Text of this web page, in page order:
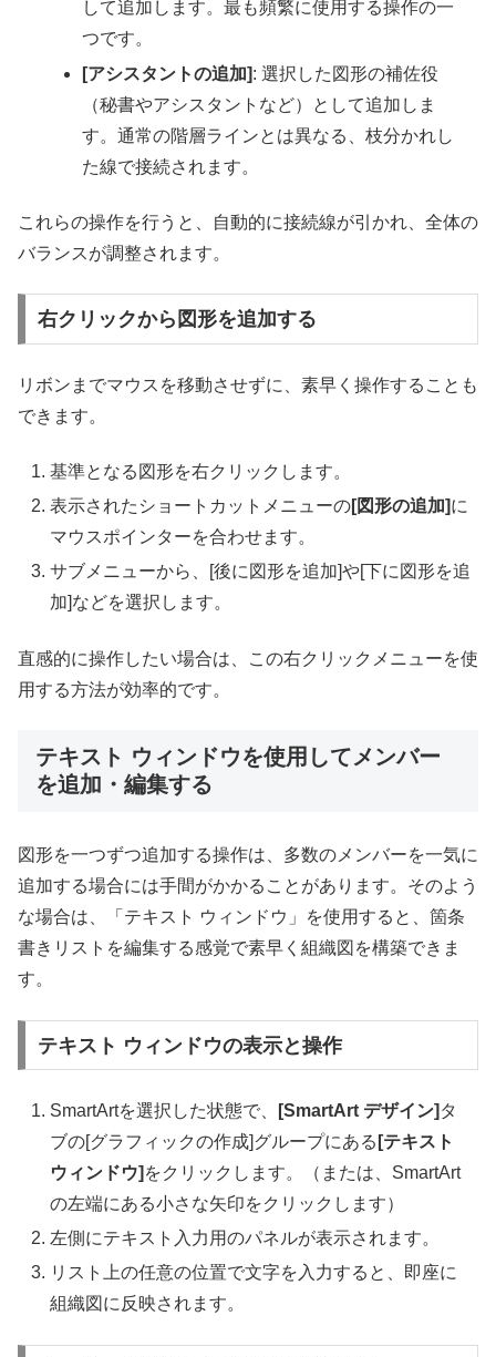
して追加します。最も頻繁に使用する操作の一
つです。
[アシスタントの追加]: 選択した図形の補佐役
（秘書やアシスタントなど）として追加しま
す。通常の階層ラインとは異なる、枝分かれし
た線で接続されます。
これらの操作を行うと、自動的に接続線が引かれ、全体の
バランスが調整されます。
右クリックから図形を追加する
リボンまでマウスを移動させずに、素早く操作することも
できます。
基準となる図形を右クリックします。
表示されたショートカットメニューの[図形の追加]に
マウスポインターを合わせます。
サブメニューから、[後に図形を追加]や[下に図形を追
加]などを選択します。
直感的に操作したい場合は、この右クリックメニューを使
用する方法が効率的です。
テキスト ウィンドウを使用してメンバー
を追加・編集する
図形を一つずつ追加する操作は、多数のメンバーを一気に
追加する場合には手間がかかることがあります。そのよう
な場合は、「テキスト ウィンドウ」を使用すると、箇条
書きリストを編集する感覚で素早く組織図を構築できま
す。
テキスト ウィンドウの表示と操作
SmartArtを選択した状態で、 [SmartArt デザイン] タ
ブの[グラフィックの作成]グループにある [テキスト
ウィンドウ] をクリックします。（または、SmartArt
の左端にある小さな矢印をクリックします）
左側にテキスト入力用のパネルが表示されます。
リスト上の任意の位置で文字を入力すると、即座に
組織図に反映されます。